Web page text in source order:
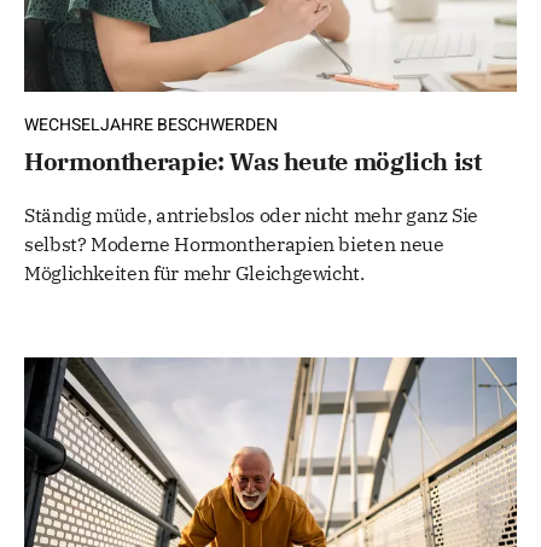
WECHSELJAHRE BESCHWERDEN
Hormontherapie: Was heute möglich ist
Ständig müde, antriebslos oder nicht mehr ganz Sie
selbst? Moderne Hormontherapien bieten neue
Möglichkeiten für mehr Gleichgewicht.